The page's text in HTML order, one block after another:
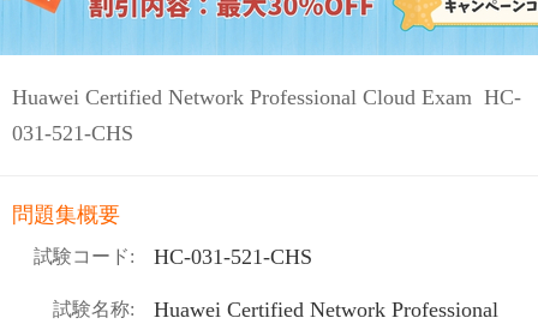
Huawei Certified Network Professional Cloud Exam HC-
031-521-CHS
問題集概要
試験コード: HC-031-521-CHS
試験名称:
Huawei Certified Network Professional